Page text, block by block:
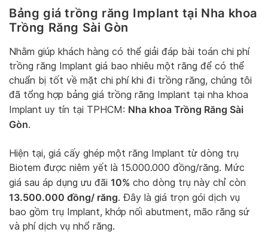
Bảng giá trồng răng Implant tại Nha khoa
Trồng Răng Sài Gòn
Nhằm giúp khách hàng có thể giải đáp bài toán chi phí
trồng răng Implant giá bao nhiêu một răng để có thể
chuẩn bị tốt về mặt chi phí khi đi trồng răng, chúng tôi
đã tổng hợp bảng giá trồng răng Implant tại nha khoa
Implant uy tín tại TPHCM: Nha khoa Trồng Răng Sài
Gòn.
Hiện tại, giá cấy ghép một răng Implant từ dòng trụ
Biotem được niêm yết là 15.000.000 đồng/răng. Mức
giá sau áp dụng ưu đãi 10% cho dòng trụ này chỉ còn
13.500.000 đồng/ răng. Đây là giá trọn gói dịch vụ
bao gồm trụ Implant, khớp nối abutment, mão răng sứ
và phí dịch vụ nhổ răng.